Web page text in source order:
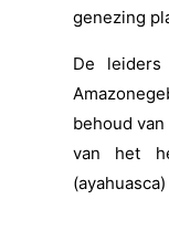
genezing
De
behoud
van het